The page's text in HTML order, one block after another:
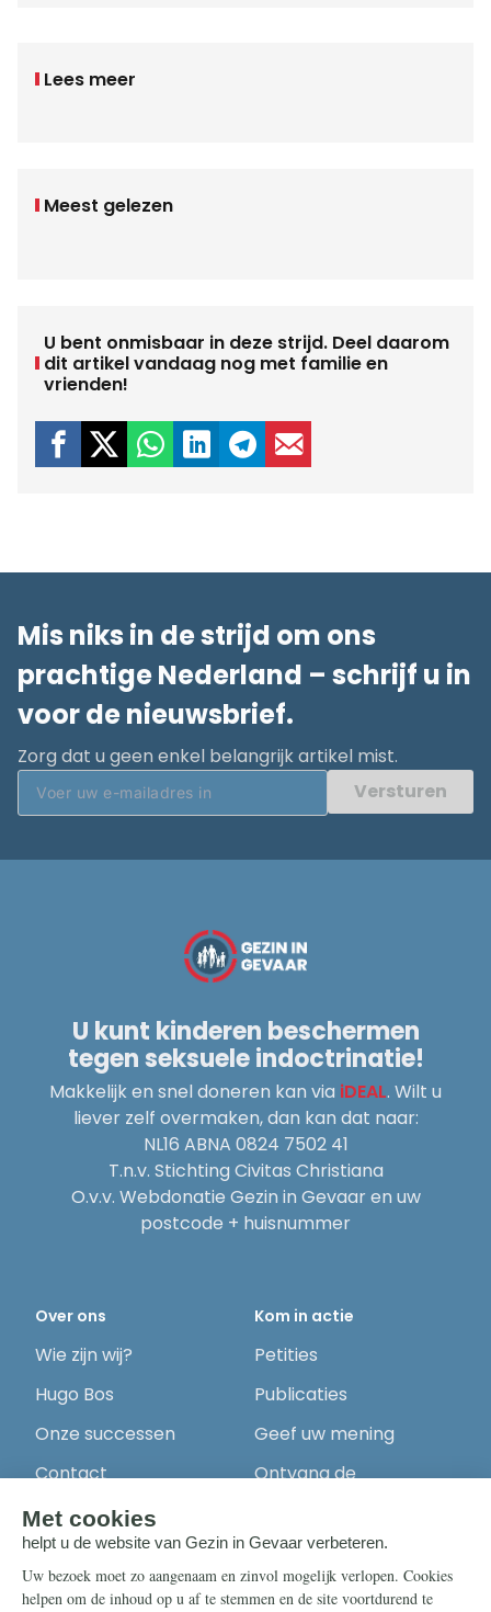
Lees meer
Meest gelezen
U bent onmisbaar in deze strijd. Deel daarom
dit artikel vandaag nog met familie en
vrienden!
Mis niks in de strijd om ons
prachtige Nederland – schrijf u in
voor de nieuwsbrief.
Zorg dat u geen enkel belangrijk artikel mist.
Versturen
U kunt kinderen beschermen
tegen seksuele indoctrinatie!
Makkelijk en snel doneren kan via iDEAL. Wilt u
liever zelf overmaken, dan kan dat naar:
NL16 ABNA 0824 7502 41
T.n.v. Stichting Civitas Christiana
O.v.v. Webdonatie Gezin in Gevaar en uw
postcode + huisnummer
Over ons
Wie zijn wij?
Hugo Bos
Onze successen
Contact
Kom in actie
Petities
Publicaties
Geef uw mening
Ontvang de
Steun ons Info